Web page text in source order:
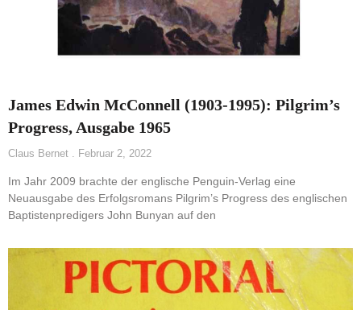
James Edwin McConnell (1903-1995): Pilgrim’s
Progress, Ausgabe 1965
Claus Bernet Februar 2, 2022
Im Jahr 2009 brachte der englische Penguin-Verlag eine
Neuausgabe des Erfolgsromans Pilgrim’s Progress des englischen
Baptistenpredigers John Bunyan auf den